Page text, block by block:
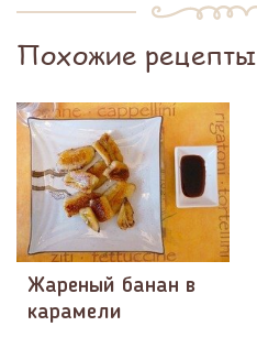
Похожие рецепты
Жареный банан в
карамели